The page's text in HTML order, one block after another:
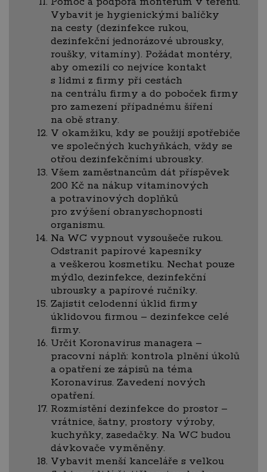
Vybavit je hygienickými balíčky
na cesty (dezinfekce rukou,
dezinfekční jednorázové ubrousky,
roušky, vitamíny). Požádat montéry,
aby omezili co nejvíce kontakt
s lidmi z firmy při cestách
na centrálu firmy a do poboček firmy
pro zamezení případnému šíření
na obě strany.
V okamžiku, kdy se použijí spotřebiče
ve společných kuchyňkách, vždy se
otřou dezinfekčními ubrousky.
Všem zaměstnancům dát příspěvek
200 Kč na nákup vitaminových
a potravinových doplňků
pro zvýšení obranyschopnosti
organismu.
Na WC vypnout vysoušeče rukou.
Odstranit papírové kapesníky
a veškerou kosmetiku. Nechat pouze
mýdlo, dezinfekce, dezinfekční
ubrousky a papírové ručníky.
Zajistit celodenní úklid firmy
úklidovou firmou – dezinfekce celé
firmy.
Určit Koronavirus managera –
pracovní náplň: kontrola plnění úkolů
a opatření ze zápisů na téma
Koronavirus. Zavedení nových
opatření.
Rozmístění dezinfekce do prostor –
vrátnice, šatny, prostory výroby,
kuchyňky, zasedačky. Na WC budou
dávkovače vyměněny.
Vybavit menší kanceláře s velkou